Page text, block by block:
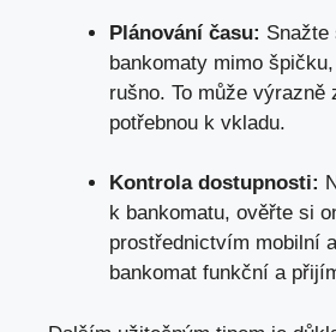
Plánování času:
bankomaty mimo
rušno. To může výrazně
potřebnou k vkladu.
Kontrola dostupnosti:
k bankomatu, ověřte si
prostřednictvím mobilní
bankomat funkční a